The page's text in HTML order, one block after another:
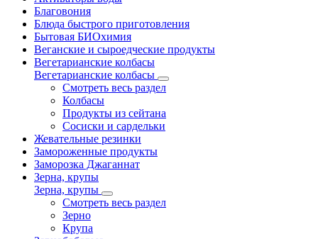
Благовония
Блюда быстрого приготовления
Бытовая БИОхимия
Веганские и сыроедческие продукты
Вегетарианские колбасы
Вегетарианские колбасы
Смотреть весь раздел
Колбасы
Продукты из сейтана
Сосиски и сардельки
Жевательные резинки
Замороженные продукты
Заморозка Джаганнат
Зерна, крупы
Зерна, крупы
Смотреть весь раздел
Зерно
Крупа